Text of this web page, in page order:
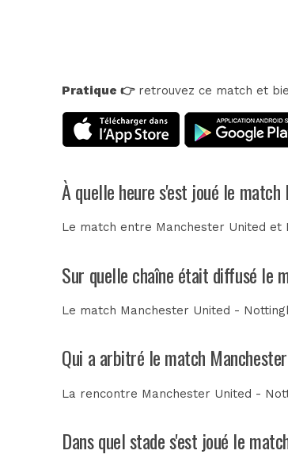
Pratique 👉retrouvez ce match et
À quelle heure s'est joué le
Le match entre Manchester United et
Sur quelle chaîne était diffusé le
Le match Manchester United -
Qui a arbitré le match
La rencontre Manchester United -
Dans quel stade s'est joué le